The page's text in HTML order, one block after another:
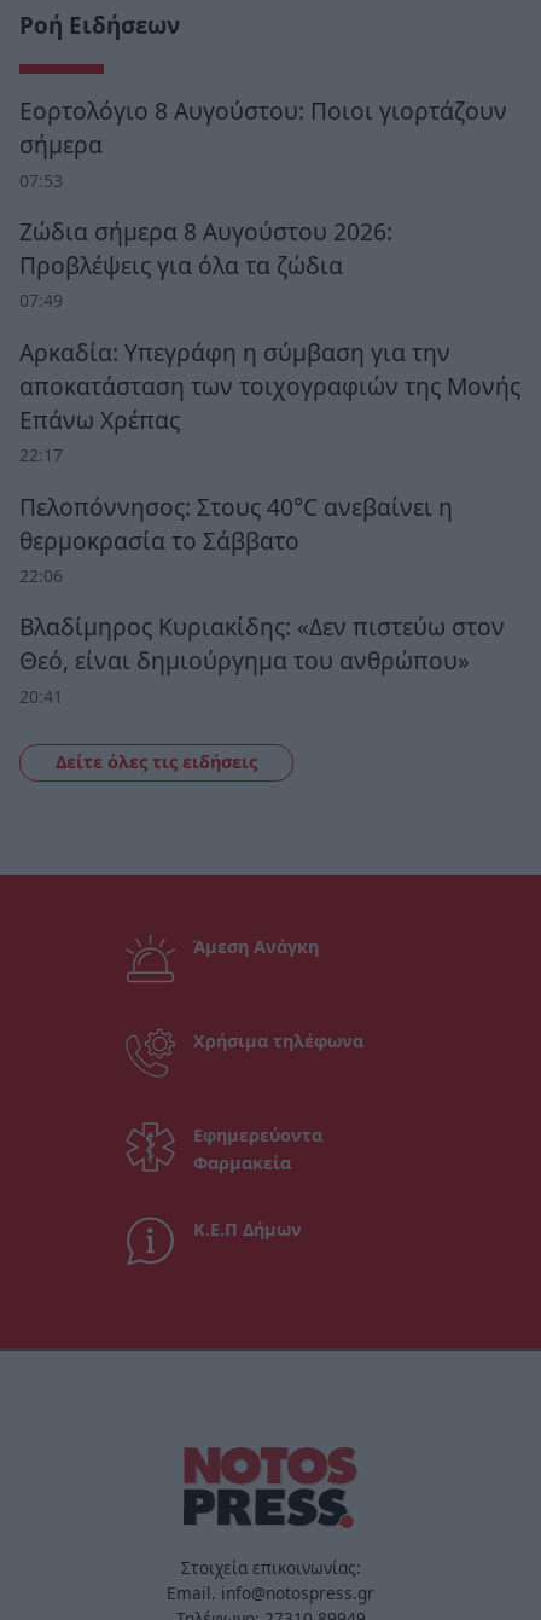
Ροή Ειδήσεων
Εορτολόγιο 8 Αυγούστου: Ποιοι γιορτάζουν
σήμερα
07:53
Ζώδια σήμερα 8 Αυγούστου 2026:
Προβλέψεις για όλα τα ζώδια
07:49
Αρκαδία: Υπεγράφη η σύμβαση για την
αποκατάσταση των τοιχογραφιών της Μονής
Επάνω Χρέπας
22:17
Πελοπόννησος: Στους 40°C ανεβαίνει η
θερμοκρασία το Σάββατο
22:06
Βλαδίμηρος Κυριακίδης: «Δεν πιστεύω στον
Θεό, είναι δημιούργημα του ανθρώπου»
20:41
Δείτε όλες τις ειδήσεις
Άμεση Ανάγκη
Χρήσιμα τηλέφωνα
Εφημερεύοντα
Φαρμακεία
Κ.Ε.Π Δήμων
Στοιχεία επικοινωνίας:
Email. info@notospress.gr